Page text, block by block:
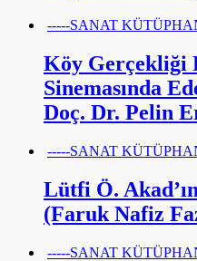
-----SANAT
Köy Gerçekliği
Sinemasında
Doç. Dr. Pelin
-----SANAT
Lütfi Ö.
(Faruk Nafiz
-----SANAT